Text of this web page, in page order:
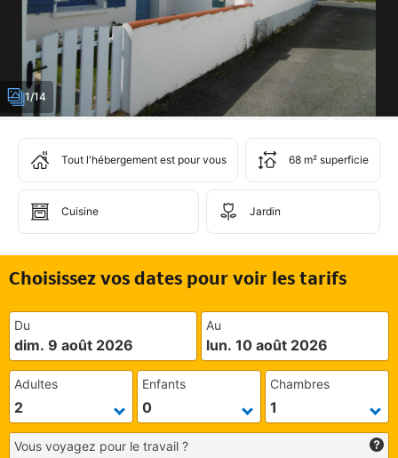
1/14
Tout l'hébergement est pour vous 68 m² superficie
Cuisine Jardin
Choisissez vos dates pour voir les tarifs
Du
dim. 9 août 2026
Au
lun. 10 août 2026
Adultes Enfants Chambres
Vous voyagez pour le travail ?